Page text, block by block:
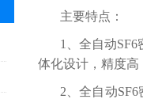
主要特点：
1、全自动
体化设计，精度
2、全自动